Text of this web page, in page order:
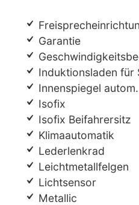
Garantie
Induktionsladen für
Innenspiegel
Isofix
Isofix Beifahrersitz
Klimaautomatik
Lederlenkrad
Leichtmetallfelgen
Lichtsensor
Metallic